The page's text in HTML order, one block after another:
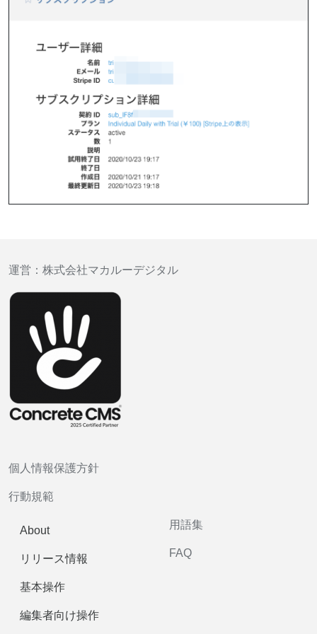
運営： 株式会社マカルーデジタル
個人情報保護方針
行動規範
About
リリース情報
基本操作
編集者向け操作
用語集
FAQ